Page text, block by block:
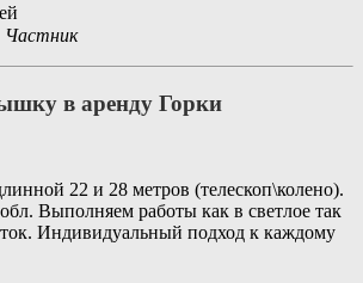
Частник
в аренду Горки
22 и 28 метров (телескоп\колено).
Выполняем работы как в светлое так
Индивидуальный подход к каждому